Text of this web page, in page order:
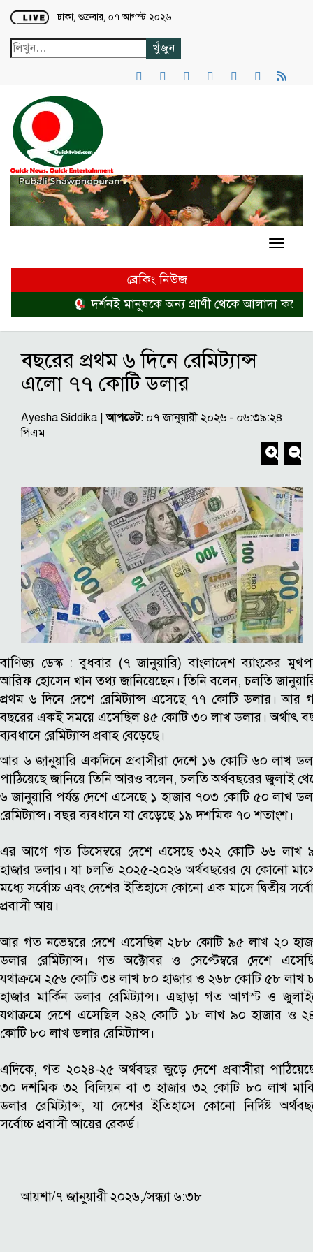
Loading...
ঢাকা, শুক্রবার, ০৭ আগস্ট ২০২৬
ব্রেকিং নিউজ
দর্শনই মানুষকে অন্য প্রাণী থেকে আলাদা করে
বছরের প্রথম ৬ দিনে রেমিট্যান্স
এলো ৭৭ কোটি ডলার
Ayesha Siddika |আপডেট: ০৭ জানুয়ারী ২০২৬ - ০৬:৩৯:২৪
পিএম
বাণিজ্য ডেস্ক :বুধবার (৭ জানুয়ারি) বাংলাদেশ ব্যাংকের
আরিফ হোসেন খান তথ্য জানিয়েছেন।তিনি বলেন, চলতি
প্রথম ৬ দিনে দেশে রেমিট্যান্স এসেছে ৭৭ কোটি ডলার। আর
বছরের একই সময়ে এসেছিল ৪৫ কোটি ৩০ লাখ ডলার। অর্থাৎ
ব্যবধানে রেমিট্যান্স প্রবাহ বেড়েছে।
আর ৬ জানুয়ারি একদিনে প্রবাসীরা দেশে ১৬ কোটি ৬০ লাখ
পাঠিয়েছে জানিয়ে তিনি আরও বলেন, চলতি অর্থবছরের জুলাই
৬ জানুয়ারি পর্যন্ত দেশে এসেছে ১ হাজার ৭০৩ কোটি ৫০ লাখ
রেমিট্যান্স। বছর ব্যবধানে যা বেড়েছে ১৯ দশমিক ৭০ শতাংশ।
এর আগে গত ডিসেম্বরে দেশে এসেছে ৩২২ কোটি ৬৬ লাখ
হাজার ডলার। যা চলতি ২০২৫-২০২৬ অর্থবছরের যে কোনো
মধ্যে সর্বোচ্চ এবং দেশের ইতিহাসে কোনো এক মাসে দ্বিতীয়
প্রবাসী আয়।
আর গত নভেম্বরে দেশে এসেছিল ২৮৮ কোটি ৯৫ লাখ ২০
ডলার রেমিট্যান্স। গত অক্টোবর ও সেপ্টেম্বরে দেশে
যথাক্রমে ২৫৬ কোটি ৩৪ লাখ ৮০ হাজার ও ২৬৮ কোটি ৫৮ লাখ
হাজার মার্কিন ডলার রেমিট্যান্স। এছাড়া গত আগস্ট ও
যথাক্রমে দেশে এসেছিল ২৪২ কোটি ১৮ লাখ ৯০ হাজার ও
কোটি ৮০ লাখ ডলার রেমিট্যান্স।
এদিকে, গত ২০২৪-২৫ অর্থবছর জুড়ে দেশে প্রবাসীরা
৩০ দশমিক ৩২ বিলিয়ন বা ৩ হাজার ৩২ কোটি ৮০ লাখ
ডলার রেমিট্যান্স, যা দেশের ইতিহাসে কোনো নির্দিষ্ট
সর্বোচ্চ প্রবাসী আয়ের রেকর্ড।
আয়শা/৭ জানুয়ারী ২০২৬,/সন্ধ্যা ৬:৩৮